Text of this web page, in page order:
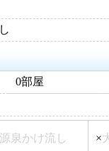
0部屋
源泉かけ流し ×